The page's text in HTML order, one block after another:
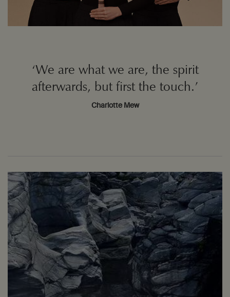
‘We are what we are, the spirit
afterwards, but first the touch.’
Charlotte Mew